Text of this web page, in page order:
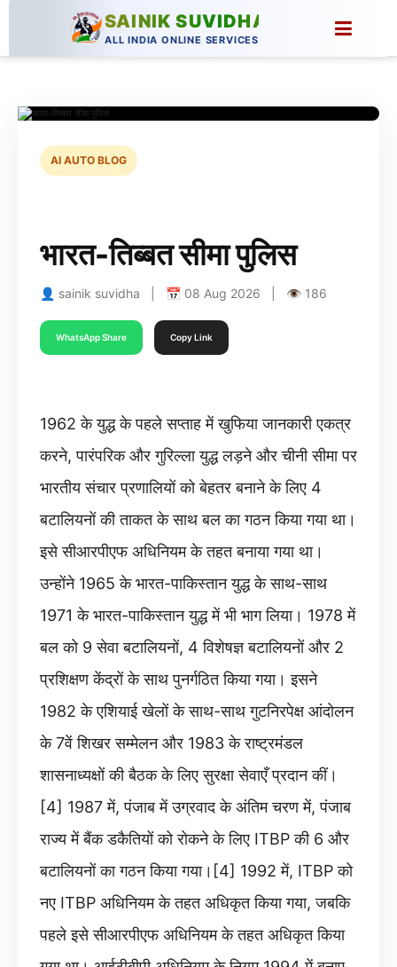
SAINIK SUVIDHA
ALL INDIA ONLINE SERVICES
AI AUTO BLOG
भारत-तिब्बत सीमा पुलिस
👤 sainik suvidha | 📅 08 Aug 2026 | 👁 186
WhatsApp Share Copy Link
1962 के युद्ध के पहले सप्ताह में खुफिया जानकारी एकत्र
करने, पारंपरिक और गुरिल्ला युद्ध लड़ने और चीनी सीमा पर
भारतीय संचार प्रणालियों को बेहतर बनाने के लिए 4
बटालियनों की ताकत के साथ बल का गठन किया गया था।
इसे सीआरपीएफ अधिनियम के तहत बनाया गया था।
उन्होंने 1965 के भारत-पाकिस्तान युद्ध के साथ-साथ
1971 के भारत-पाकिस्तान युद्ध में भी भाग लिया। 1978 में
बल को 9 सेवा बटालियनों, 4 विशेषज्ञ बटालियनों और 2
प्रशिक्षण केंद्रों के साथ पुनर्गठित किया गया। इसने
1982 के एशियाई खेलों के साथ-साथ गुटनिरपेक्ष आंदोलन
के 7वें शिखर सम्मेलन और 1983 के राष्ट्रमंडल
शासनाध्यक्षों की बैठक के लिए सुरक्षा सेवाएँ प्रदान कीं।
[4] 1987 में, पंजाब में उग्रवाद के अंतिम चरण में, पंजाब
राज्य में बैंक डकैतियों को रोकने के लिए ITBP की 6 और
बटालियनों का गठन किया गया।[4] 1992 में, ITBP को
नए ITBP अधिनियम के तहत अधिकृत किया गया, जबकि
पहले इसे सीआरपीएफ अधिनियम के तहत अधिकृत किया